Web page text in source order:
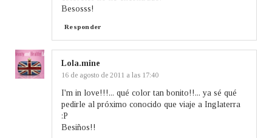
Besosss!
Responder
Lola.mine
16 de agosto de 2011 a las 17:40
I'm in love!!!... qué color tan bonito!!... ya sé qué
pedirle al próximo conocido que viaje a Inglaterra
:P
Besiños!!